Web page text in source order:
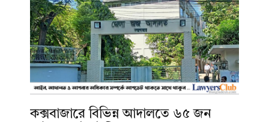
কক্সবাজারে বিভিন্ন আদালতে ৬৫ জন